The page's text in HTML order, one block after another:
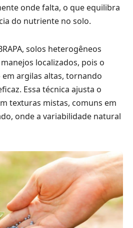
onde falta, o que equilibra
do nutriente no solo.
solos heterogêneos
localizados, pois o
argilas altas, tornando
Essa técnica ajusta o
texturas mistas, comuns em
onde a variabilidade natural